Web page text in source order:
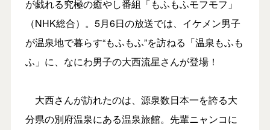
が戯れる究極の癒やし番組「もふもふモフモフ」
（NHK総合）。5月6日の放送では、イケメン男子
が温泉地で暮らす“もふもふ”を訪ねる「温泉もふも
ふ」に、なにわ男子の大西流星さんが登場！
大西さんが訪れたのは、源泉数日本一を誇る大
分県の別府温泉にある温泉旅館。先輩ニャンコに